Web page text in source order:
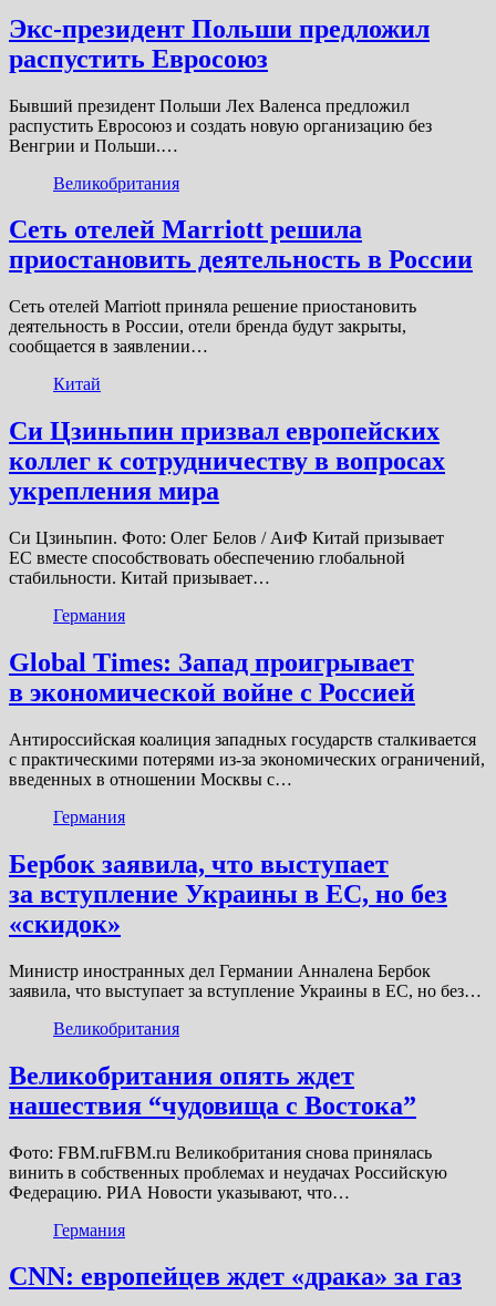
Экс-президент Польши предложил
распустить Евросоюз
Бывший президент Польши Лех Валенса предложил
распустить Евросоюз и создать новую организацию без
Венгрии и Польши.…
Великобритания
Сеть отелей Marriott решила
приостановить деятельность в России
Сеть отелей Marriott приняла решение приостановить
деятельность в России, отели бренда будут закрыты,
сообщается в заявлении…
Китай
Си Цзиньпин призвал европейских
коллег к сотрудничеству в вопросах
укрепления мира
Си Цзиньпин. Фото: Олег Белов / АиФ Китай призывает
ЕС вместе способствовать обеспечению глобальной
стабильности. Китай призывает…
Германия
Global Times: Запад проигрывает
в экономической войне с Россией
Антироссийская коалиция западных государств сталкивается
с практическими потерями из-за экономических ограничений,
введенных в отношении Москвы с…
Германия
Бербок заявила, что выступает
за вступление Украины в ЕС, но без
«скидок»
Министр иностранных дел Германии Анналена Бербок
заявила, что выступает за вступление Украины в ЕС, но без…
Великобритания
Великобритания опять ждет
нашествия “чудовища с Востока”
Фото: FBM.ruFBM.ru Великобритания снова принялась
винить в собственных проблемах и неудачах Российскую
Федерацию. РИА Новости указывают, что…
Германия
CNN: европейцев ждет «драка» за газ